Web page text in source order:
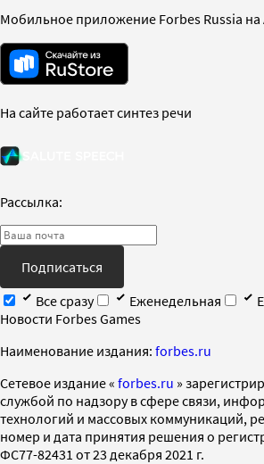
Мобильное приложение Forbes Russia
На сайте работает синтез речи
Рассылка:
Подписаться
Все сразу
Еженедельная
Новости Forbes Games
Наименование издания: forbes.ru
Cетевое издание « forbes.ru »
службой по надзору в сфере связи,
технологий и массовых коммуникаций,
номер и дата принятия решения о
ФС77-82431 от 23 декабря 2021 г.